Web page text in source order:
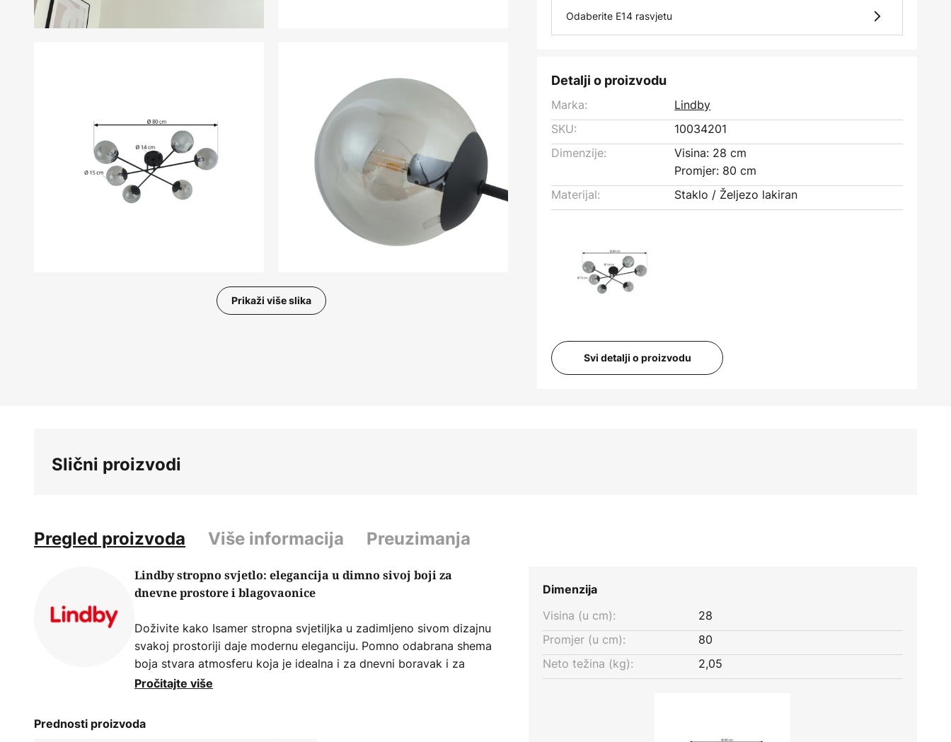
Prikaži više slika
Odaberite E14 rasvjetu
Detalji o proizvodu
Marka:
Lindby
SKU:
10034201
Dimenzije:
Visina: 28 cm
Promjer: 80 cm
Materijal:
Staklo / Željezo lakiran
Svi detalji o proizvodu
Slični proizvodi
Pregled proizvoda Više informacija Preuzimanja
Lindby stropno svjetlo: elegancija u dimno sivoj boji za
dnevne prostore i blagovaonice
Doživite kako Isamer stropna svjetiljka u zadimljeno sivom dizajnu
svakoj prostoriji daje modernu eleganciju. Pomno odabrana shema
boja stvara atmosferu koja je idealna i za dnevni boravak i za
blagovaonicu. Ova lampa nije samo rasvjetni element, već i
interijera. Iako prigušivač nije uključen uz ovaj model, svjetlina se
Pročitajte više
Prednosti proizvoda
Dimenzija
Visina (u cm):
28
Promjer (u cm):
80
Neto težina (kg):
2,05